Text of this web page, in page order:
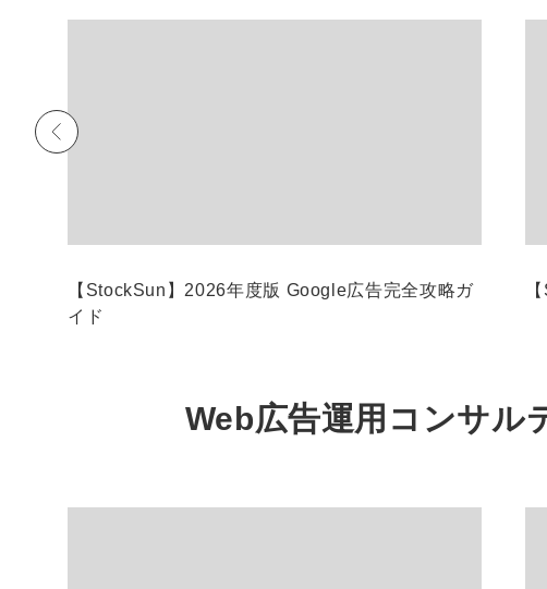
募
【StockSun】2026年度版 Google広告完全攻略ガ
イド
Web広告運用コンサル